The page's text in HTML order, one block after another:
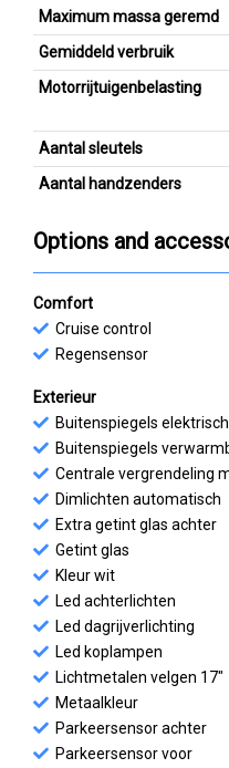
Maximum massa geremd
Gemiddeld verbruik
Motorrijtuigenbelasting
Aantal sleutels
Aantal handzenders
Options and
Comfort
Cruise control
Regensensor
Exterieur
Buitenspiegels
Buitenspiegels
Centrale vergrendeling
Dimlichten automatisch
Extra getint glas achter
Getint glas
Kleur wit
Led achterlichten
Led dagrijverlichting
Led koplampen
Lichtmetalen velgen 17"
Metaalkleur
Parkeersensor achter
Parkeersensor voor